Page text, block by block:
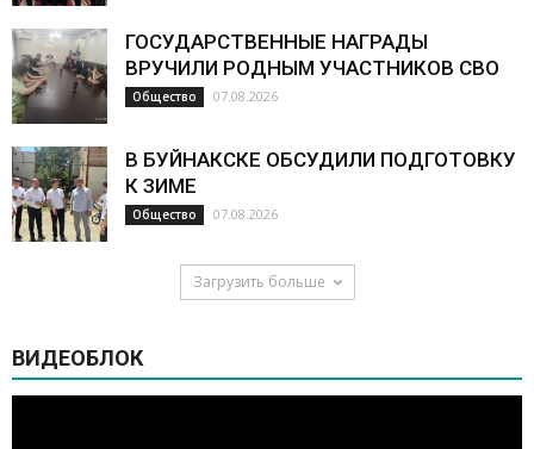
ГОСУДАРСТВЕННЫЕ НАГРАДЫ
ВРУЧИЛИ РОДНЫМ УЧАСТНИКОВ СВО
Общество 07.08.2026
В БУЙНАКСКЕ ОБСУДИЛИ ПОДГОТОВКУ
К ЗИМЕ
Общество 07.08.2026
Загрузить больше
ВИДЕОБЛОК